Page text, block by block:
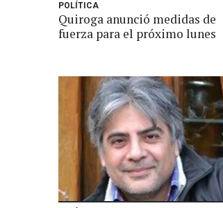
POLÍTICA
Quiroga anunció medidas de
fuerza para el próximo lunes